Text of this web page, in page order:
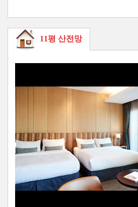
11평 산전망